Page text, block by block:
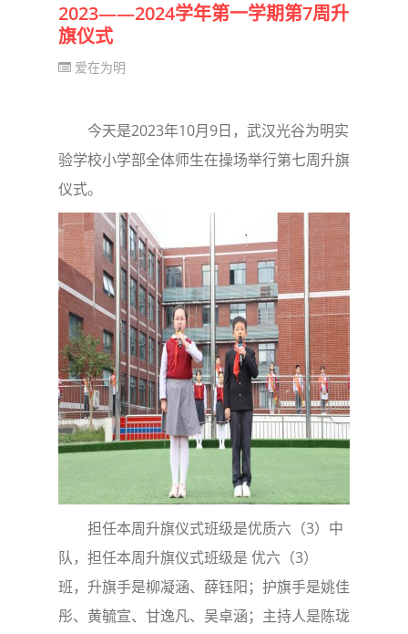
2023——2024学年第一学期第7周升
旗仪式
爱在为明
今天是2023年10月9日，武汉光谷为明实
验学校小学部全体师生在操场举行第七周升旗
仪式。
担任本周升旗仪式班级是优质六（3）中
队，担任本周升旗仪式班级是 优六（3）
班，升旗手是柳凝涵、薛钰阳；护旗手是姚佳
彤、黄毓宣、甘逸凡、吴卓涵；主持人是陈珑